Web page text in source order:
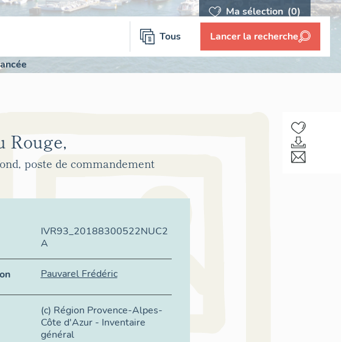
Ma sélection (0)
Tous Lancer la recherche
Rouge,
poste de commandement
IVR93_20188300522NUC2
A
Pauvarel Frédéric
(c) Région Provence-Alpes-
Côte d'Azur - Inventaire
général